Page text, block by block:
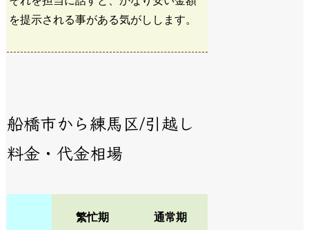
を提示される事がある気がしします。
船橋市から練馬区/引越し
料金・代金相場
繁忙期
通常期